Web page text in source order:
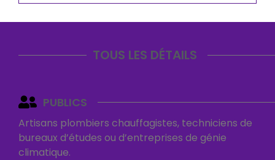
TOUS LES DÉTAILS
PUBLICS
Artisans plombiers chauffagistes, techniciens de
bureaux d’études ou d’entreprises de génie
climatique.